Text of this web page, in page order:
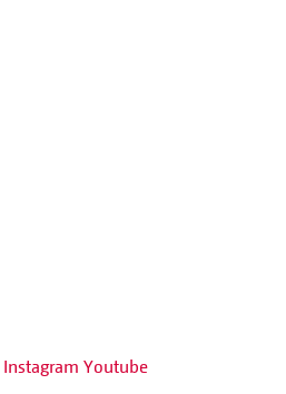
Instagram Youtube